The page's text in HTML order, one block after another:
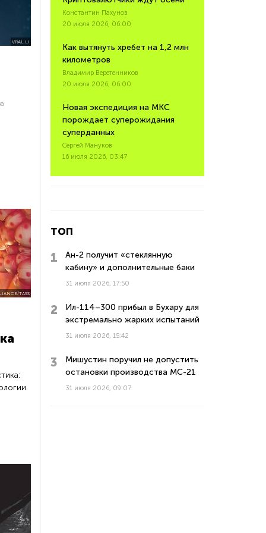
VRAL.LI
TASS
Константин Пахунов
20 июля 2026, 06:00
Как вытянуть хребет на 1,2 млн
километров
Владимир Веретенников
20 июля 2026, 06:00
Новая экспедиция на МКС
порождает суперожидания
суперданных
Сергей Мануков
16 июля 2026, 03:47
ТОП
Ан-2 получит «стеклянную
кабину» и дополнительные баки
31 июля 2026, 17:50
Ил-114–300 прибыл в Бухару для
экстремально жарких испытаний
31 июля 2026, 15:42
Мишустин поручил не допустить
остановки производства МС-21
31 июля 2026, 09:07